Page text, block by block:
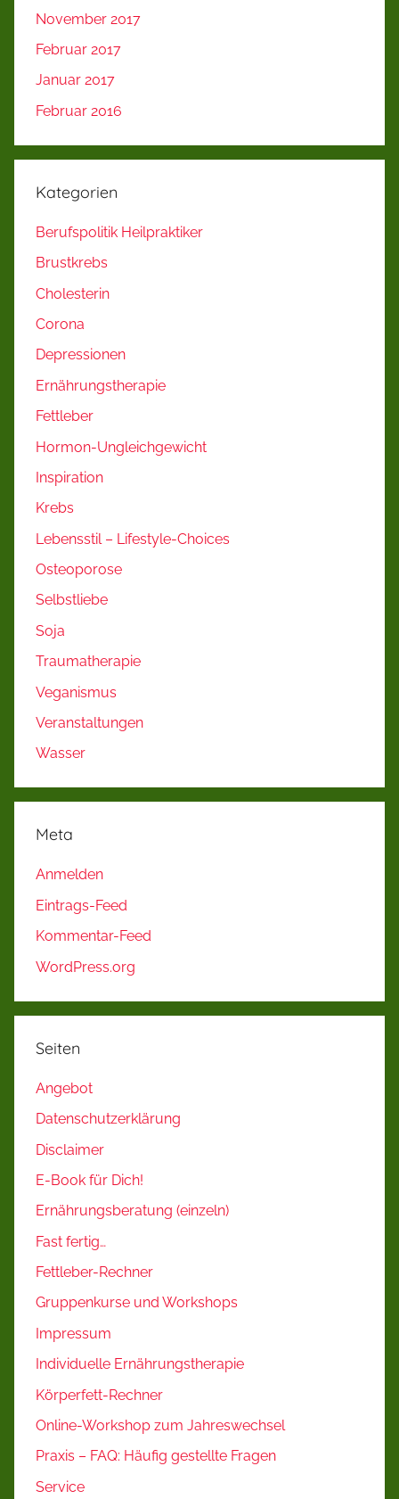
November 2017
Februar 2017
Januar 2017
Februar 2016
Kategorien
Berufspolitik Heilpraktiker
Brustkrebs
Cholesterin
Corona
Depressionen
Ernährungstherapie
Fettleber
Hormon-Ungleichgewicht
Inspiration
Krebs
Lebensstil – Lifestyle-Choices
Osteoporose
Selbstliebe
Soja
Traumatherapie
Veganismus
Veranstaltungen
Wasser
Meta
Anmelden
Eintrags-Feed
Kommentar-Feed
WordPress.org
Seiten
Angebot
Datenschutzerklärung
Disclaimer
E-Book für Dich!
Ernährungsberatung (einzeln)
Fast fertig…
Fettleber-Rechner
Gruppenkurse und Workshops
Impressum
Individuelle Ernährungstherapie
Körperfett-Rechner
Online-Workshop zum Jahreswechsel
Praxis – FAQ: Häufig gestellte Fragen
Service